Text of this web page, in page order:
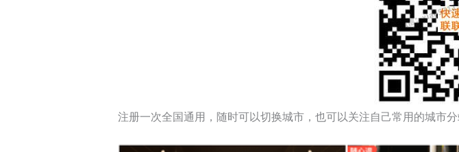
注册一次全国通用，随时可以切换城市，也可以关注自己常用的城市